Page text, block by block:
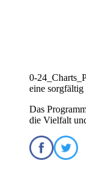
0-
eine sorgfältig
Das
die Vielfalt